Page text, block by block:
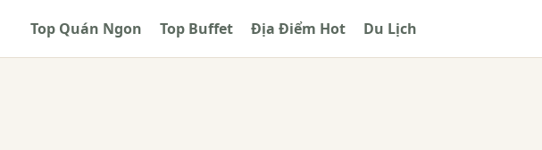
Top Quán Ngon Top Buffet Địa Điểm Hot Du Lịch